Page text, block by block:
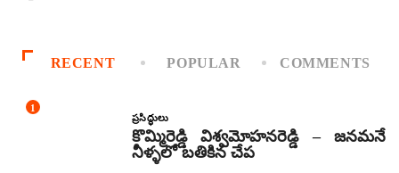
RECENT POPULAR COMMENTS
1
ప్రసిద్ధులు
కొమ్మిరెడ్డి విశ్వమోహనరెడ్డి – జనమనే
నీళ్ళలో బతికిన చేప